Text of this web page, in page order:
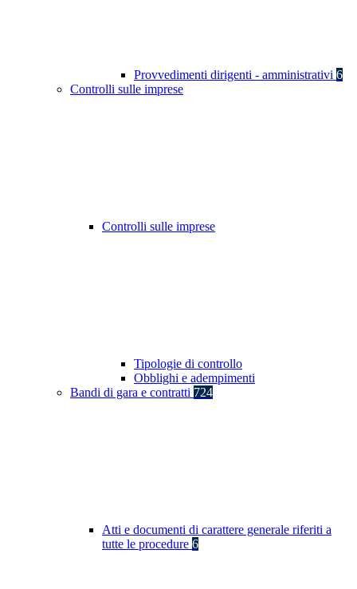
Provvedimenti dirigenti - amministrativi 6
Controlli sulle imprese
Controlli sulle imprese
Tipologie di controllo
Obblighi e adempimenti
Bandi di gara e contratti 724
Atti e documenti di carattere generale riferiti a
tutte le procedure 6